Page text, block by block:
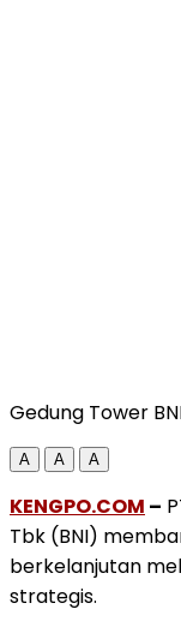
Gedung Tower
A A A
KENGPO.COM –
Tbk (BNI)
berkelanjutan
strategis.